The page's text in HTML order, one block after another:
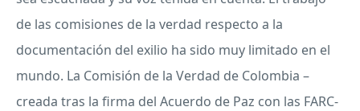
de las comisiones de la verdad respecto a la
documentación del exilio ha sido muy limitado en el
mundo. La Comisión de la Verdad de Colombia –
creada tras la firma del Acuerdo de Paz con las FARC-